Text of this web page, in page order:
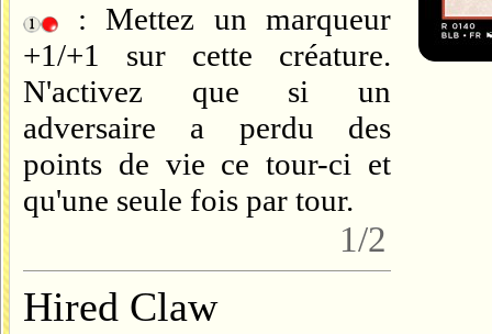
: Mettez un marqueur
+1/+1 sur cette créature.
N'activez que si un
adversaire a perdu des
points de vie ce tour-ci et
qu'une seule fois par tour.
1/2
Hired Claw